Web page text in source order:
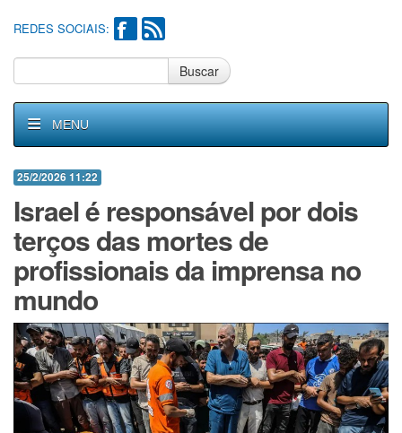
REDES SOCIAIS:
Buscar
MENU
25/2/2026 11:22
Israel é responsável por dois
terços das mortes de
profissionais da imprensa no
mundo